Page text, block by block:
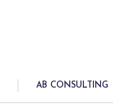
AB CONSULTING